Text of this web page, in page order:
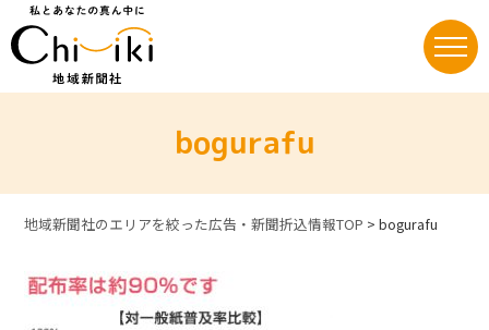
bogurafu
地域新聞社のエリアを絞った広告・新聞折込情報TOP >bogurafu